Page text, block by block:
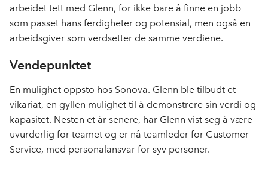
arbeidet tett med Glenn, for ikke bare å finne en jobb
som passet hans ferdigheter og potensial, men også en
arbeidsgiver som verdsetter de samme verdiene.
Vendepunktet
En mulighet oppsto hos Sonova. Glenn ble tilbudt et
vikariat, en gyllen mulighet til å demonstrere sin verdi og
kapasitet. Nesten et år senere, har Glenn vist seg å være
uvurderlig for teamet og er nå teamleder for Customer
Service, med personalansvar for syv personer.